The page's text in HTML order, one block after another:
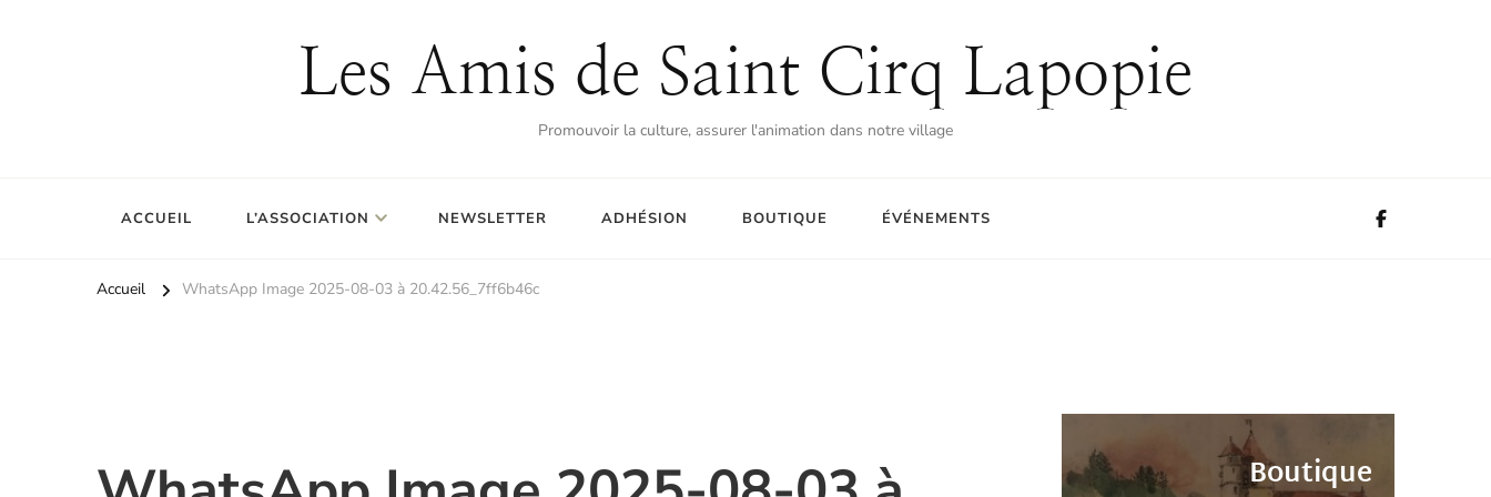
Les Amis de Saint Cirq Lapopie
Promouvoir la culture, assurer l'animation dans notre village
ACCUEIL L’ASSOCIATION NEWSLETTER ADHÉSION BOUTIQUE ÉVÉNEMENTS
Accueil WhatsApp Image 2025-08-03 à 20.42.56_7ff6b46c
Boutique